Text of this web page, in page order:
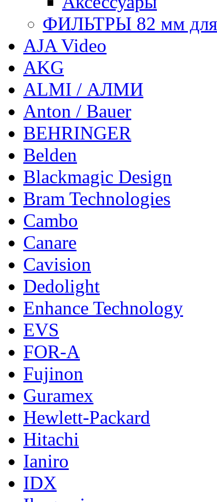
ФИЛЬТРЫ 82 мм для
AJA Video
AKG
ALMI / АЛМИ
Anton / Bauer
BEHRINGER
Belden
Blackmagic Design
Bram Technologies
Cambo
Canare
Cavision
Dedolight
Enhance Technology
EVS
FOR-A
Fujinon
Guramex
Hewlett-Packard
Hitachi
Ianiro
IDX